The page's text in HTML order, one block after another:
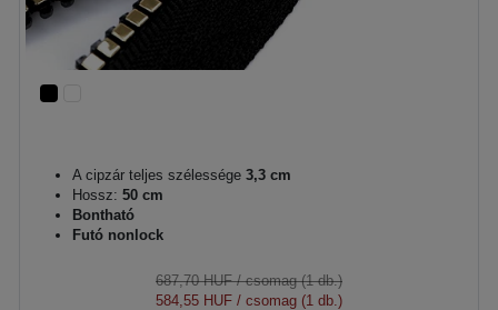
A cipzár teljes szélessége 3,3 cm
Hossz: 50 cm
Bontható
Futó nonlock
687,70 HUF/ csomag (1 db.)
584,55 HUF / csomag (1 db.)